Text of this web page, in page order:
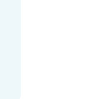
zijn de
de
buurt van
Wilson?